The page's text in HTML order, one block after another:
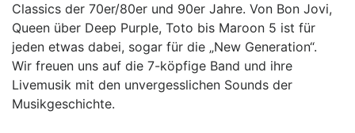
Classics der 70er/80er und 90er Jahre. Von Bon Jovi,
Queen über Deep Purple, Toto bis Maroon 5 ist für
jeden etwas dabei, sogar für die „New Generation“.
Wir freuen uns auf die 7-köpfige Band und ihre
Livemusik mit den unvergesslichen Sounds der
Musikgeschichte.